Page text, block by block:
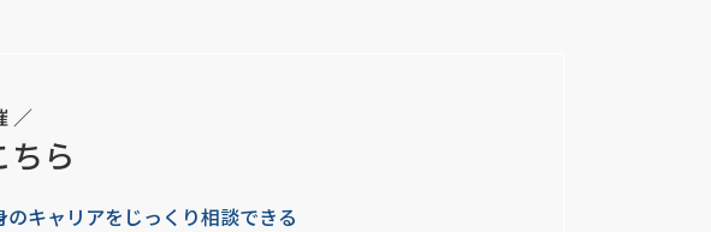
／
ら
のキャリアをじっくり相談できる